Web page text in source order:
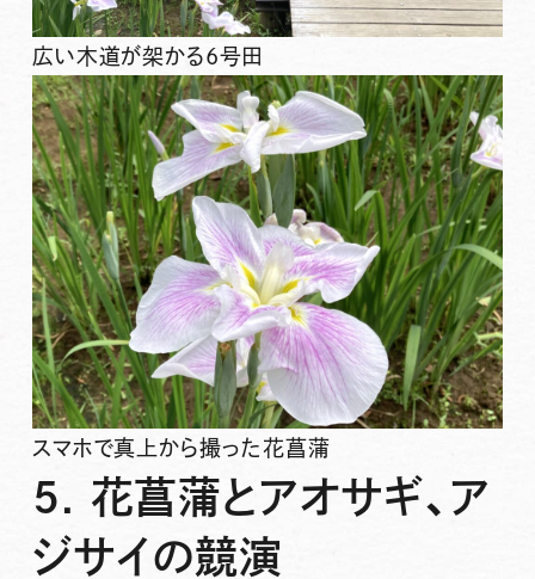
広い木道が架かる6号田
スマホで真上から撮った花菖蒲
5. 花菖蒲とアオサギ、ア
ジサイの競演